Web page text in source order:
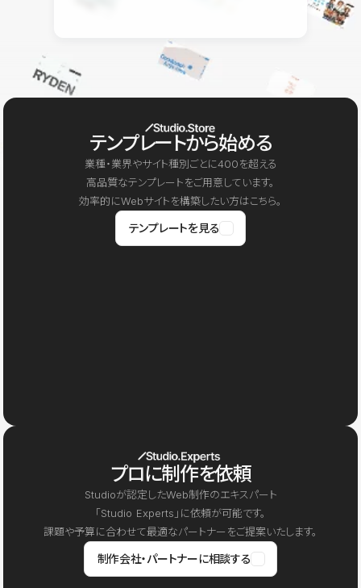
テンプレートから始める
業種・業界やサイト種別ごとに400を超える
高品質なテンプレートをご用意しています。
効率的にWebサイトを構築したい方はこちら。
テンプレートを見る
プロに制作を依頼
Studioが認定したWeb制作のエキスパート
「Studio Experts」に依頼が可能です。
課題や予算に合わせて最適なパートナーをご提案いたします。
制作会社・パートナーに相談する